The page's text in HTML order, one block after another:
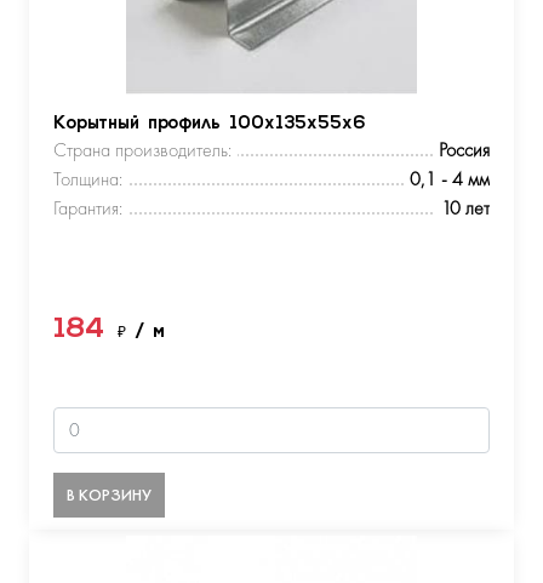
Корытный профиль 100х135х55х6
Страна производитель:
Россия
Толщина:
0,1 - 4 мм
Гарантия:
10 лет
184 ₽ / м
В КОРЗИНУ